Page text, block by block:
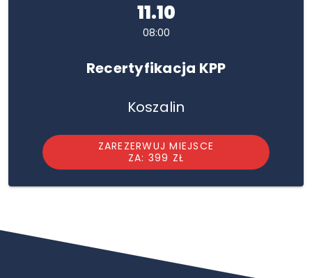
11.10
08:00
Recertyfikacja KPP
Koszalin
ZAREZERWUJ MIEJSCE
ZA: 399 ZŁ